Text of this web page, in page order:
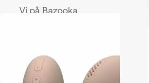
Vi på Bazooka